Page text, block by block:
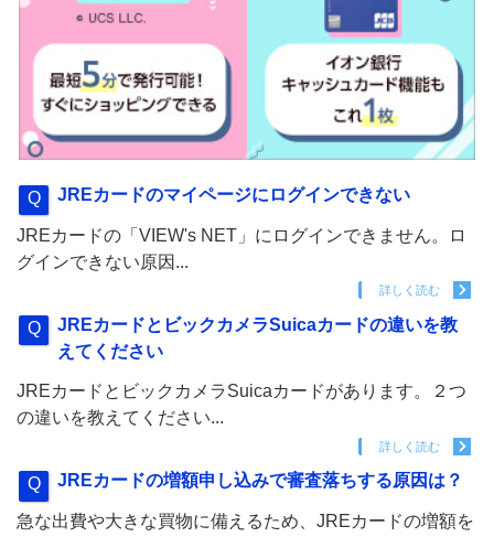
JREカードのマイページにログインできない
JREカードの「VIEW's NET」にログインできません。ロ
グインできない原因...
詳しく読む
JREカードとビックカメラSuicaカードの違いを教
えてください
JREカードとビックカメラSuicaカードがあります。２つ
の違いを教えてください...
詳しく読む
JREカードの増額申し込みで審査落ちする原因は？
急な出費や大きな買物に備えるため、JREカードの増額を